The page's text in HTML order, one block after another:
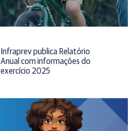
Infraprev publica Relatório
Anual com informações do
exercício 2025